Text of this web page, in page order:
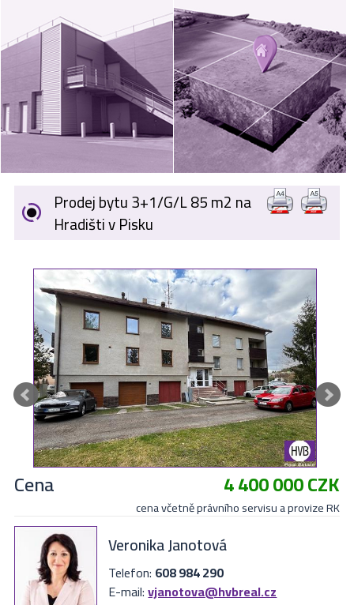
VÝKUP
NEMOVITOSTÍ
SPONZORUJEME
NÁŠ ČASOPIS
KARIÉRA
O NÁS
Prodej bytu 3+1/G/L 85 m2 na
Hradišti v Pisku
Cena 4 400 000 CZK
cena včetně právního servisu a provize RK
Veronika Janotová
Telefon: 608 984 290
E-mail:vjanotova@hvbreal.cz